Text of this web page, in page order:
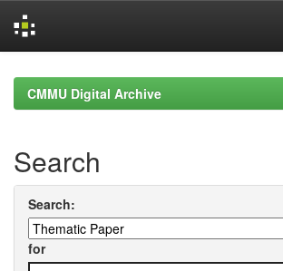
navigationCMMU Digital Archive
Search
Search:
for